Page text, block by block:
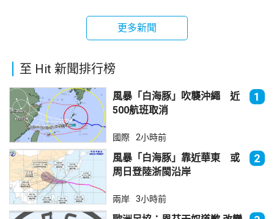
更多新聞
至 Hit 新聞排行榜
風暴「白海豚」吹襲沖繩 近
500航班取消
1
國際 2小時前
風暴「白海豚」靠近華東 或
周日登陸浙閩沿岸
2
兩岸 3小時前